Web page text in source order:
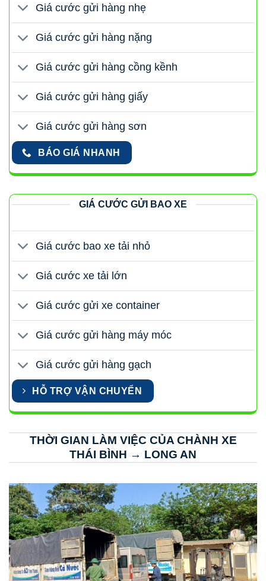
Giá cước gửi hàng nhẹ
Giá cước gửi hàng nặng
Giá cước gửi hàng cồng kềnh
Giá cước gửi hàng giấy
Giá cước gửi hàng sơn
BÁO GIÁ NHANH
GIÁ CƯỚC GỬI BAO XE
Giá cước bao xe tải nhỏ
Giá cước xe tải lớn
Giá cước gửi xe container
Giá cước gửi hàng máy móc
Giá cước gửi hàng gạch
HỖ TRỢ VẬN CHUYỂN
THỜI GIAN LÀM VIỆC CỦA CHÀNH XE
THÁI BÌNH → LONG AN